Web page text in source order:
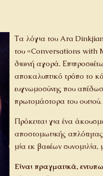
Τα λόγια του Ara Dinkjian
του «Conversations with
διεθνή αγορά.
αποκαλυπτικό τρόπο το
ευγνωμοσύνης που
πρωτομάστορα του ουτιού.
Πρόκειται για ένα
αποστομωτικής
μία εκ βαθέων συνομιλία,
Είναι πραγματικά,